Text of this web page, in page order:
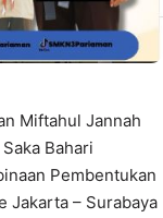
Miftahul Jannah
Bahari
Pembentukan
Jakarta – Surabaya